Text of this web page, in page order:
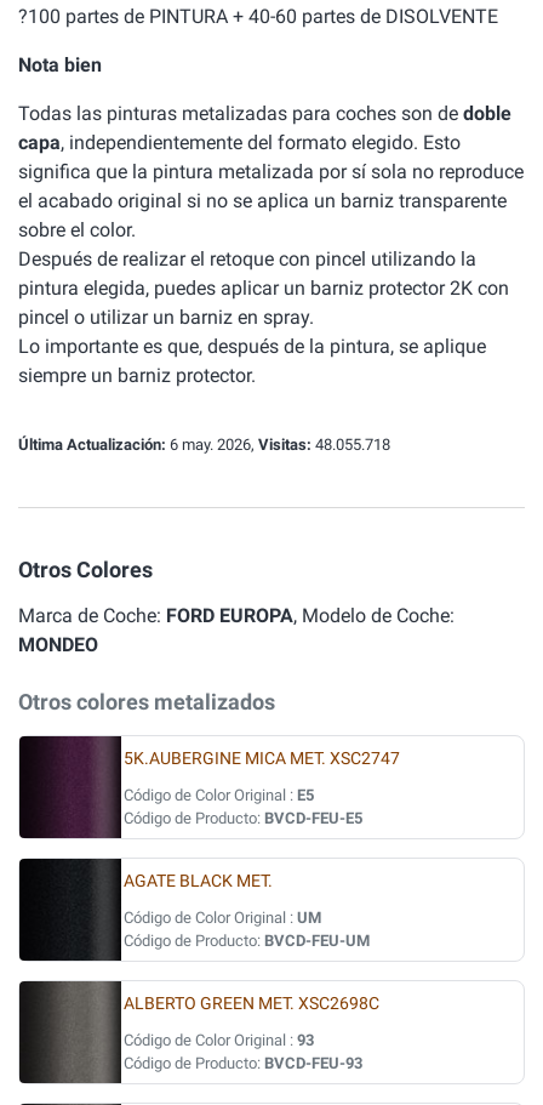
?100 partes de PINTURA + 40-60 partes de DISOLVENTE
Nota bien
Todas las pinturas metalizadas para coches son de doble
capa, independientemente del formato elegido. Esto
significa que la pintura metalizada por sí sola no reproduce
el acabado original si no se aplica un barniz transparente
sobre el color.
Después de realizar el retoque con pincel utilizando la
pintura elegida, puedes aplicar un barniz protector 2K con
pincel o utilizar un barniz en spray.
Lo importante es que, después de la pintura, se aplique
siempre un barniz protector.
Última Actualización: 6 may. 2026, Visitas: 48.055.718
Otros Colores
Marca de Coche: FORD EUROPA, Modelo de Coche:
MONDEO
Otros colores metalizados
5K.AUBERGINE MICA MET. XSC2747
Código de Color Original : E5
Código de Producto: BVCD-FEU-E5
AGATE BLACK MET.
Código de Color Original : UM
Código de Producto: BVCD-FEU-UM
ALBERTO GREEN MET. XSC2698C
Código de Color Original : 93
Código de Producto: BVCD-FEU-93